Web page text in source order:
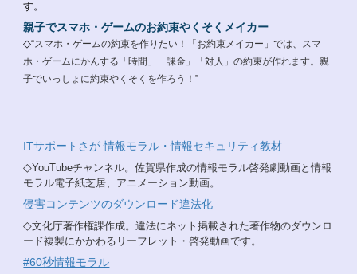
す。
親子でスマホ・ゲームのお約束やくそくメイカー
◇“スマホ・ゲームの約束を作りたい！「お約束メイカー」では、スマ
ホ・ゲームにかんする「時間」「課金」「対人」の約束が作れます。親
子でいっしょに約束やくそくを作ろう！”
ITサポートさが 情報モラル・情報セキュリティ教材
◇YouTubeチャンネル。佐賀県作成の情報モラル啓発劇動画と情報
モラル電子紙芝居、アニメーション動画。
侵害コンテンツのダウンロード違法化
◇文化庁著作権課作成。違法にネット掲載された著作物のダウンロ
ード複製にかかわるリーフレット・啓発動画です。
#60秒情報モラル